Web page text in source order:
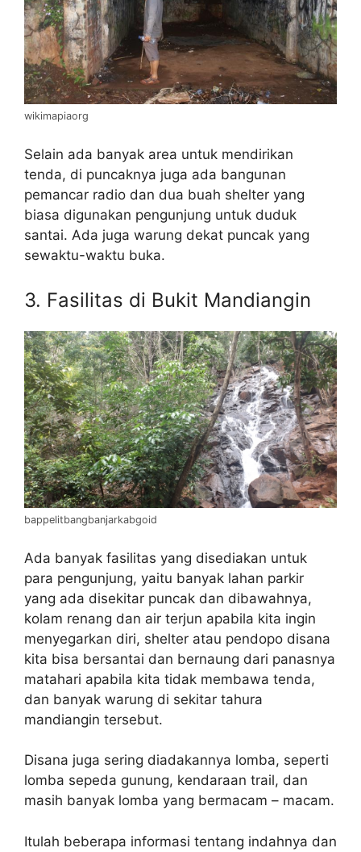
wikimapiaorg
Selain ada banyak area untuk mendirikan
tenda, di puncaknya juga ada bangunan
pemancar radio dan dua buah shelter yang
biasa digunakan pengunjung untuk duduk
santai. Ada juga warung dekat puncak yang
sewaktu-waktu buka.
3. Fasilitas di Bukit Mandiangin
bappelitbangbanjarkabgoid
Ada banyak fasilitas yang disediakan untuk
para pengunjung, yaitu banyak lahan parkir
yang ada disekitar puncak dan dibawahnya,
kolam renang dan air terjun apabila kita ingin
menyegarkan diri, shelter atau pendopo disana
kita bisa bersantai dan bernaung dari panasnya
matahari apabila kita tidak membawa tenda,
dan banyak warung di sekitar tahura
mandiangin tersebut.
Disana juga sering diadakannya lomba, seperti
lomba sepeda gunung, kendaraan trail, dan
masih banyak lomba yang bermacam – macam.
Itulah beberapa informasi tentang indahnya dan